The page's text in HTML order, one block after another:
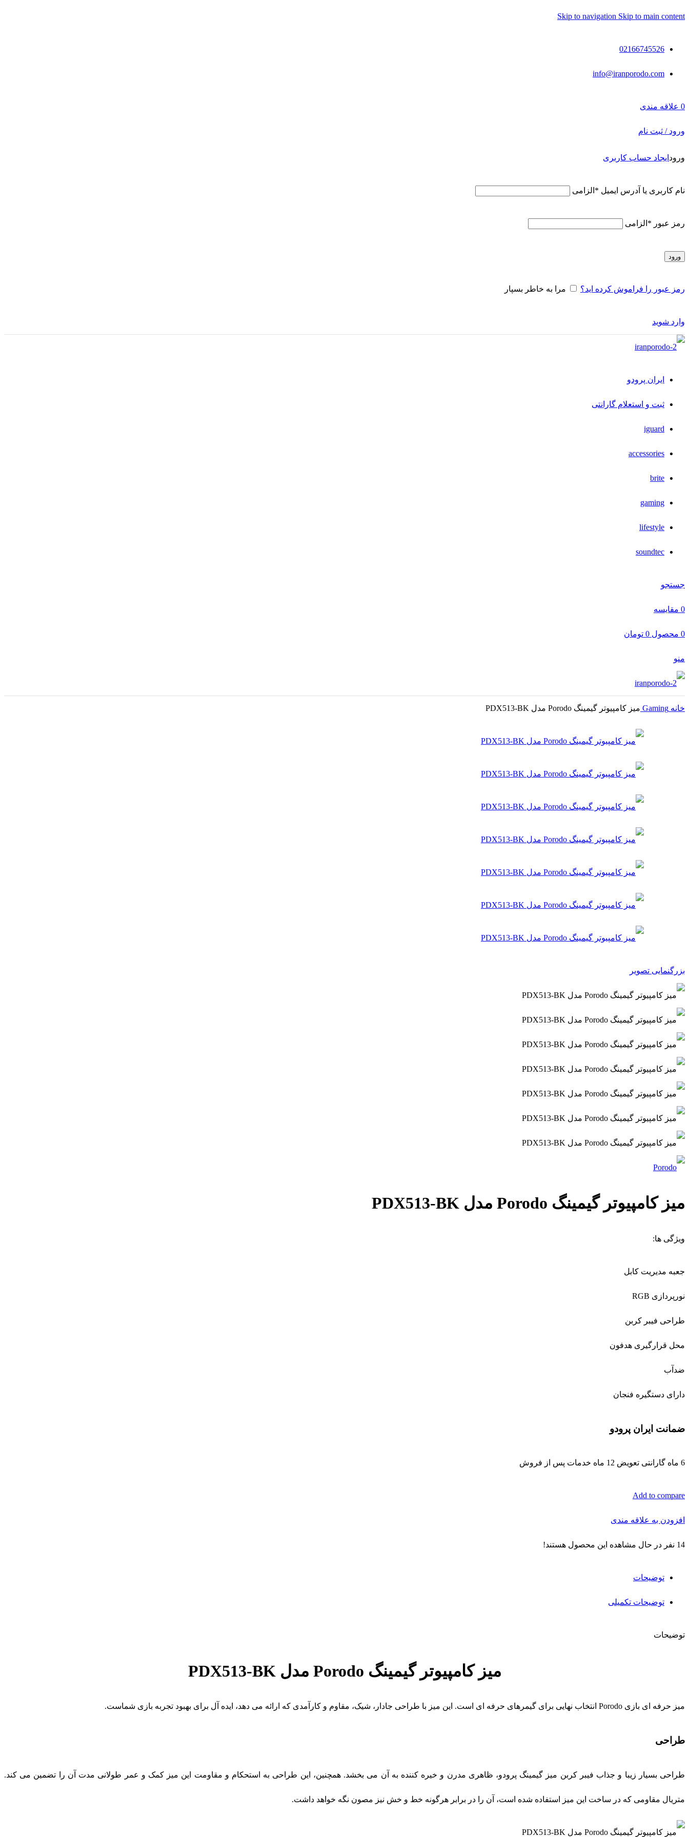
Skip to navigation Skip to main content
02166745526
info@iranporodo.com
0 علاقه مندی
ورود / ثبت نام
ورود ایجاد حساب کاربری
نام کاربری یا آدرس ایمیل * الزامی
رمز عبور * الزامی
ورود
رمز عبور را فراموش کرده اید؟ مرا به خاطر بسپار
وارد شوید
ایران پرودو
ثبت و استعلام گارانتی
iguard
accessories
brite
gaming
lifestyle
soundtec
جستجو
0 مقایسه
0 محصول 0 تومان
منو
خانه Gaming میز کامپیوتر گیمینگ Porodo مدل PDX513-BK
بزرگنمایی تصویر
میز کامپیوتر گیمینگ Porodo مدل PDX513-BK
ویژگی ها:
جعبه مدیریت کابل
نورپردازی RGB
طراحی فیبر کربن
محل قرارگیری هدفون
ضدآب
دارای دستگیره فنجان
ضمانت ایران پرودو
6 ماه گارانتی تعویض 12 ماه خدمات پس از فروش
Add to compare
افزودن به علاقه مندی
14 نفر در حال مشاهده این محصول هستند!
توضیحات
توضیحات تکمیلی
توضیحات
میز کامپیوتر گیمینگ Porodo مدل PDX513-BK
میز حرفه ای بازی Porodo انتخاب نهایی برای گیمرهای حرفه ای است. این میز با طراحی جادار، شیک، مقاوم و کارآمدی که ارائه می دهد، ایده آل برای بهبود تجربه بازی شماست.
طراحی
طراحی بسیار زیبا و جذاب فیبر کربن میز گیمینگ پرودو، ظاهری مدرن و خیره کننده به آن می بخشد. همچنین، این طراحی به استحکام و مقاومت این میز کمک و عمر طولانی مدت آن را تضمین می کند.
متریال مقاومی که در ساخت این میز استفاده شده است، آن را در برابر هرگونه خط و خش نیز مصون نگه خواهد داشت.